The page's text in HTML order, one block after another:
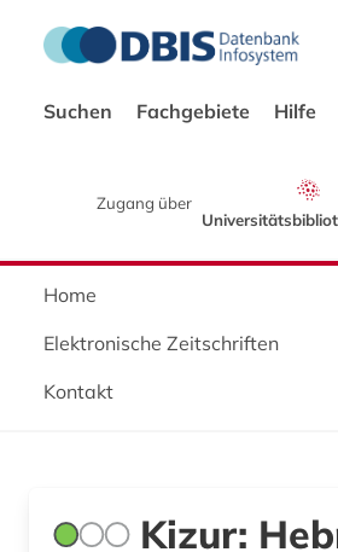
Suchen Fachgebiete Hilfe
Zugang über
Home
Elektronische Zeitschriften
Kontakt
Kizur: